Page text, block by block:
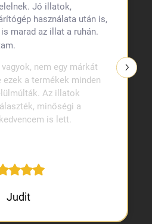
Jó illatok,
használata után is,
marad az illat a ruhán.
nem egy márkát
ezek a termékek minden
Az illatok
minőségi a
is lett.
Judit